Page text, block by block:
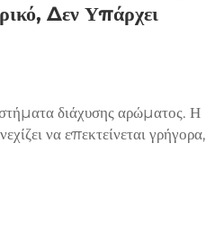
Δεν Υπάρχει
διάχυσης αρώματος. Η
να επεκτείνεται γρήγορα,
o...